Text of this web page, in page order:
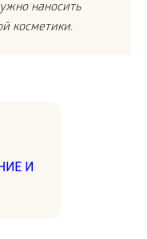
наносить
косметики.
И